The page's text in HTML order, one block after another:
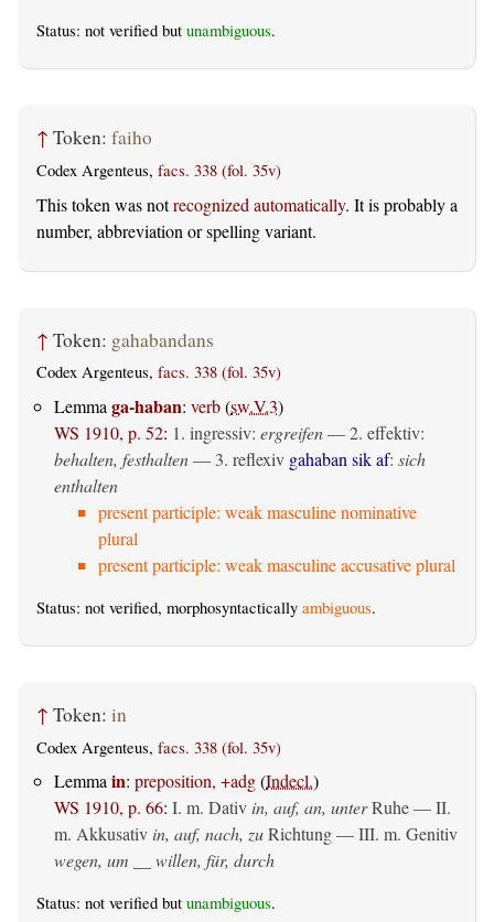
Status: not verified but unambiguous.
↑ Token: faiho
Codex Argenteus, facs. 338 (fol. 35v)
This token was notrecognized automatically. It is probably a
number, abbreviation or spelling variant.
↑ Token: gahabandans
Codex Argenteus, facs. 338 (fol. 35v)
Lemma ga-haban: verb(sw.V.3)
WS 1910, p. 52: 1. ingressiv: ergreifen— 2. effektiv:
behalten, festhalten— 3. reflexiv gahaban sik af: sich
enthalten
present participle: weak masculine nominative
plural
present participle: weak masculine accusative plural
Status: not verified, morphosyntactically ambiguous.
↑ Token: in
Codex Argenteus, facs. 338 (fol. 35v)
Lemma in: preposition, +adg(Indecl.)
WS 1910, p. 66: I. m. Dativ in, auf, an, unterRuhe — II.
m. Akkusativ in, auf, nach, zuRichtung — III. m. Genitiv
wegen, um __ willen, für, durch
Status: not verified but unambiguous.